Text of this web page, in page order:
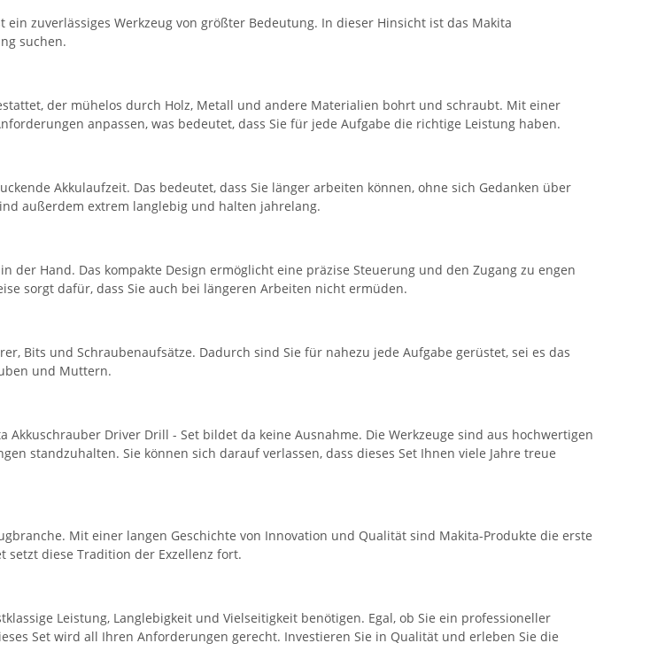
zuverlässiges Werkzeug von größter Bedeutung. In dieser Hinsicht ist das Makita
suchen.
der mühelos durch Holz, Metall und andere Materialien bohrt und schraubt. Mit einer
anpassen, was bedeutet, dass Sie für jede Aufgabe die richtige Leistung haben.
Akkulaufzeit. Das bedeutet, dass Sie länger arbeiten können, ohne sich Gedanken über
außerdem extrem langlebig und halten jahrelang.
Hand. Das kompakte Design ermöglicht eine präzise Steuerung und den Zugang zu engen
sorgt dafür, dass Sie auch bei längeren Arbeiten nicht ermüden.
Bits und Schraubenaufsätze. Dadurch sind Sie für nahezu jede Aufgabe gerüstet, sei es das
und Muttern.
Driver Drill - Set bildet da keine Ausnahme. Die Werkzeuge sind aus hochwertigen
standzuhalten. Sie können sich darauf verlassen, dass dieses Set Ihnen viele Jahre treue
Mit einer langen Geschichte von Innovation und Qualität sind Makita-Produkte die erste
setzt diese Tradition der Exzellenz fort.
Leistung, Langlebigkeit und Vielseitigkeit benötigen. Egal, ob Sie ein professioneller
Set wird all Ihren Anforderungen gerecht. Investieren Sie in Qualität und erleben Sie die